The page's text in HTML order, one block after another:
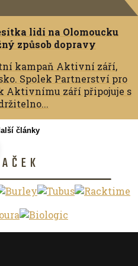
lidí na Olomoucku
způsob dopravy
kampaň Aktivní září,
Spolek Partnerství pro
Aktivnímu září připojuje s
články